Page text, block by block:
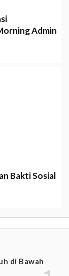
Admin
Bakti Sosial
di Bawah